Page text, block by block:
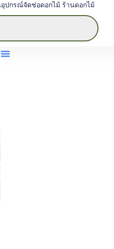
ปกรณ์จัดช่อดอกไม้ ร้านดอกไม้